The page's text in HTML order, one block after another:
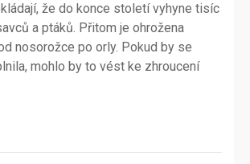
že do konce století vyhyne tisíc
a ptáků. Přitom je ohrožena
nosorožce po orly. Pokud by se
mohlo by to vést ke zhroucení